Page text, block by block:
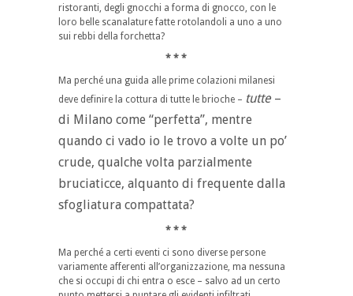
ristoranti, degli gnocchi a forma di gnocco, con le
loro belle scanalature fatte rotolandoli a uno a uno
sui rebbi della forchetta?
* * *
Ma perché una guida alle prime colazioni milanesi
deve definire la cottura di tutte le brioche – tutte –
di Milano come “perfetta”, mentre
quando ci vado io le trovo a volte un po’
crude, qualche volta parzialmente
bruciaticce, alquanto di frequente dalla
sfogliatura compattata?
* * *
Ma perché a certi eventi ci sono diverse persone
variamente afferenti all’organizzazione, ma nessuna
che si occupi di chi entra o esce – salvo ad un certo